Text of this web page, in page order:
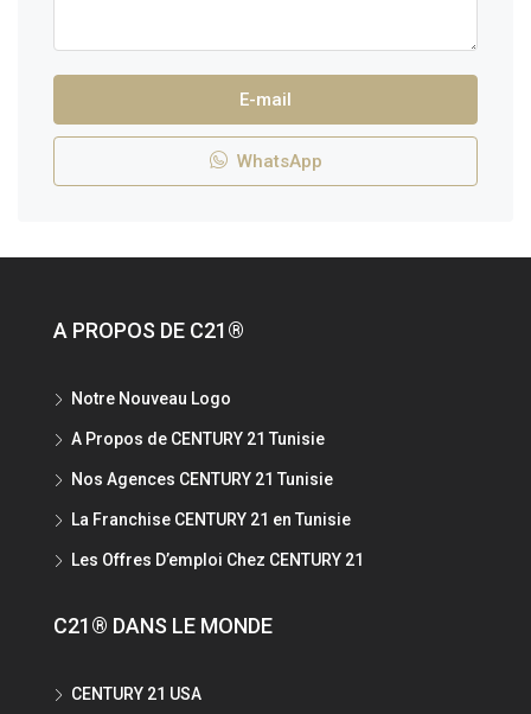
E-mail
WhatsApp
A PROPOS DE C21®
Notre Nouveau Logo
A Propos de CENTURY 21 Tunisie
Nos Agences CENTURY 21 Tunisie
La Franchise CENTURY 21 en Tunisie
Les Offres D’emploi Chez CENTURY 21
C21® DANS LE MONDE
CENTURY 21 USA